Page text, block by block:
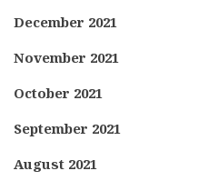
December 2021
November 2021
October 2021
September 2021
August 2021